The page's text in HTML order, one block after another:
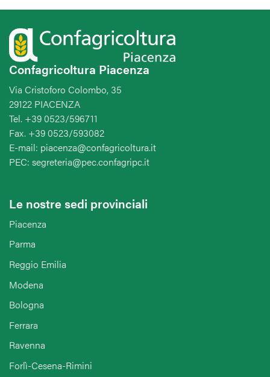
Confagricoltura Piacenza
Via Cristoforo Colombo, 35
29122 PIACENZA
Tel. +39 0523/596711
Fax. +39 0523/593082
E-mail: piacenza@confagricoltura.it
PEC: segreteria@pec.confagripc.it
Le nostre sedi provinciali
Piacenza
Parma
Reggio Emilia
Modena
Bologna
Ferrara
Ravenna
Forlì-Cesena-Rimini